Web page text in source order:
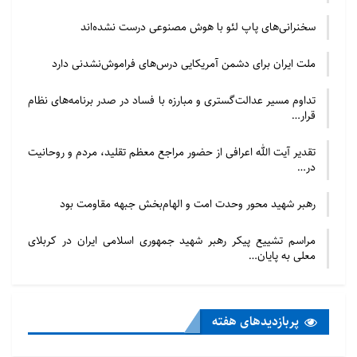
به خاطر یاری اسلام از حق خلافت خود
گذشتم و به ظاهر خلفا را به رسمیت
شورشیان بلاد اسلامی رفتند.
امامت؛ ثمره غدیر
نیرو و آدمی نداشته باشد و نتواند با غاصبان
مقابله کند؛ امام می‌توانست رقبا را سر جای
خود بنشاند ولی برای مصلحت اسلام این
داد که وارد میدان شوند و من حمایت
می‌کنم ولی حضرت قبول نکرد؛ حضرت
سخنرانی‌های پاپ لئو با هوش مصنوعی درست نشده‌اند
ملت ایران برای دشمن آمریکایی درس‌های فراموش‌نشدنی دارد
تداوم مسیر عدالت‌گستری و مبارزه با فساد در صدر برنامه‌های نظام
قرار…
تقدیر آیت الله اعرافی از حضور مراجع معظم تقلید، مردم و روحانیت
در…
رهبر شهید محور وحدت امت و الهام‌بخش جبهه مقاومت بود
مراسم تشییع پیکر رهبر شهید جمهوری اسلامی ایران در کربلای
معلی به پایان…
پربازدید‌های هفته